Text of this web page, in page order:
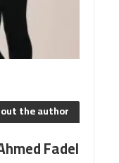
the author
Fadel